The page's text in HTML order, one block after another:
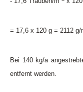
= 17,6 x 120 g = 2112 g/
Bei 140 kg/a
entfernt werden.